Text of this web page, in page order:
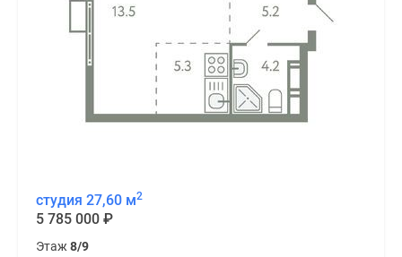
студия 27,60 м2
5 785 000 ₽
Этаж8/9